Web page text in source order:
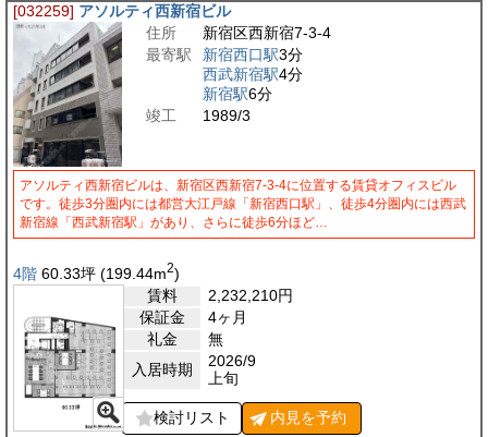
[032259] アソルティ西新宿ビル
住所
新宿区西新宿7-3-4
最寄駅
新宿西口駅3分
西武新宿駅4分
新宿駅6分
竣工
1989/3
アソルティ西新宿ビルは、新宿区西新宿7-3-4に位置する賃貸オフィスビル
です。徒歩3分圏内には都営大江戸線「新宿西口駅」、徒歩4分圏内には西武
新宿線「西武新宿駅」があり、さらに徒歩6分ほど…
4階 60.33坪 (199.44m2)
賃料
2,232,210円
保証金
4ヶ月
礼金
無
入居時期
2026/9
上旬
検討リスト 内見を予約